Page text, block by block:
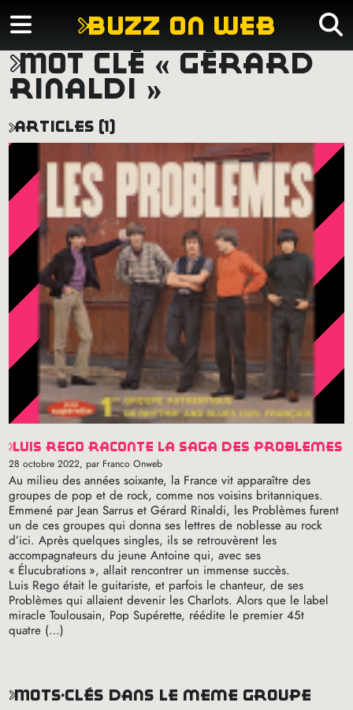
buzz on web
mot clé « gérard
rinaldi »
articles (1)
luis rego raconte la saga des problèmes
28 octobre 2022, par Franco Onweb
Au milieu des années soixante, la France vit apparaître des
groupes de pop et de rock, comme nos voisins britanniques.
Emmené par Jean Sarrus et Gérard Rinaldi, les Problèmes furent
un de ces groupes qui donna ses lettres de noblesse au rock
d’ici. Après quelques singles, ils se retrouvèrent les
accompagnateurs du jeune Antoine qui, avec ses
« Élucubrations », allait rencontrer un immense succès.
Luis Rego était le guitariste, et parfois le chanteur, de ses
Problèmes qui allaient devenir les Charlots. Alors que le label
miracle Toulousain, Pop Supérette, réédite le premier 45t
quatre (…)
mots-clés dans le même groupe